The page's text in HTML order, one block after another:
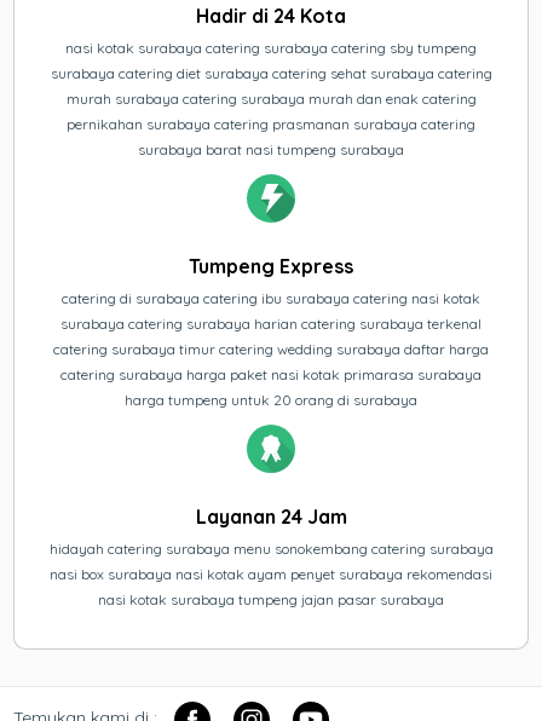
Hadir di 24 Kota
nasi kotak surabaya catering surabaya catering sby tumpeng
surabaya catering diet surabaya catering sehat surabaya catering
murah surabaya catering surabaya murah dan enak catering
pernikahan surabaya catering prasmanan surabaya catering
surabaya barat nasi tumpeng surabaya
Tumpeng Express
catering di surabaya catering ibu surabaya catering nasi kotak
surabaya catering surabaya harian catering surabaya terkenal
catering surabaya timur catering wedding surabaya daftar harga
catering surabaya harga paket nasi kotak primarasa surabaya
harga tumpeng untuk 20 orang di surabaya
Layanan 24 Jam
hidayah catering surabaya menu sonokembang catering surabaya
nasi box surabaya nasi kotak ayam penyet surabaya rekomendasi
nasi kotak surabaya tumpeng jajan pasar surabaya